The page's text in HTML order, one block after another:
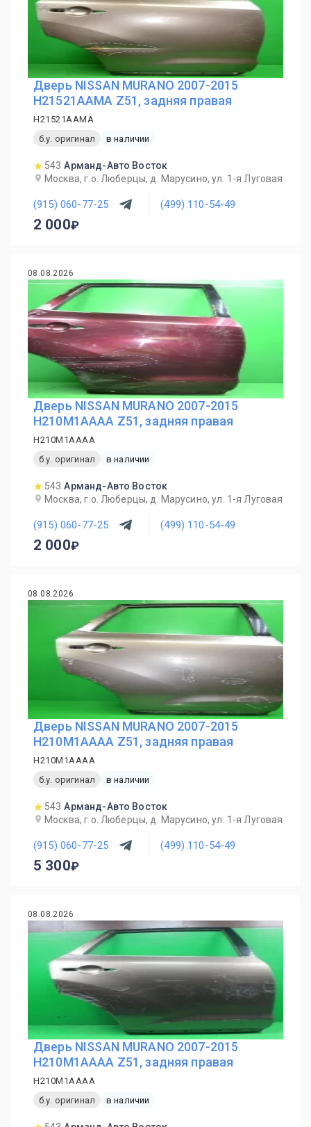
Дверь NISSAN MURANO 2007-2015
H21521AAMA Z51, задняя правая
H21521AAMA
б.у. оригинал
в наличии
543 Арманд-Авто Восток
Москва, г.о. Люберцы, д. Марусино, ул. 1-я Луговая
(915) 060-77-25 (499) 110-54-49
2 000
08.08.2026
Дверь NISSAN MURANO 2007-2015
H210M1AAAA Z51, задняя правая
H210M1AAAA
б.у. оригинал
в наличии
543 Арманд-Авто Восток
Москва, г.о. Люберцы, д. Марусино, ул. 1-я Луговая
(915) 060-77-25 (499) 110-54-49
2 000
08.08.2026
Дверь NISSAN MURANO 2007-2015
H210M1AAAA Z51, задняя правая
H210M1AAAA
б.у. оригинал
в наличии
543 Арманд-Авто Восток
Москва, г.о. Люберцы, д. Марусино, ул. 1-я Луговая
(915) 060-77-25 (499) 110-54-49
5 300
08.08.2026
Дверь NISSAN MURANO 2007-2015
H210M1AAAA Z51, задняя правая
H210M1AAAA
б.у. оригинал
в наличии